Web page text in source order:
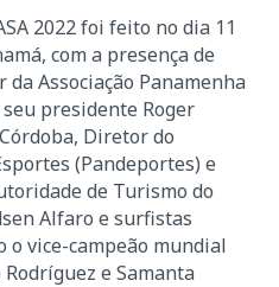
2022 foi feito no dia 11
com a presença de
Associação Panamenha
seu presidente Roger
Diretor do
(Pandeportes) e
de Turismo do
Alfaro e surfistas
o vice-campeão mundial
Rodríguez e Samanta